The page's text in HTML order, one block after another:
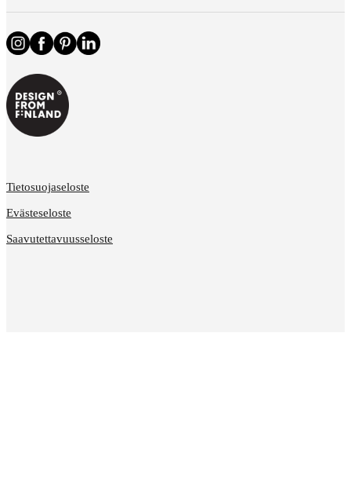
Tietosuojaseloste
Evästeseloste
Saavutettavuusseloste